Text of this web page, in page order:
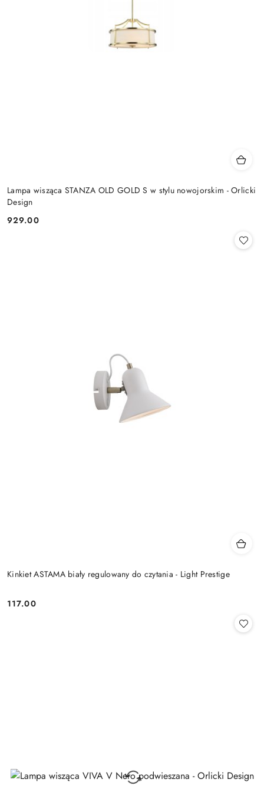
Lampa wisząca STANZA OLD GOLD S w stylu nowojorskim - Orlicki
Design
Cena:
929.00
Kinkiet ASTAMA biały regulowany do czytania - Light Prestige
Cena:
117.00